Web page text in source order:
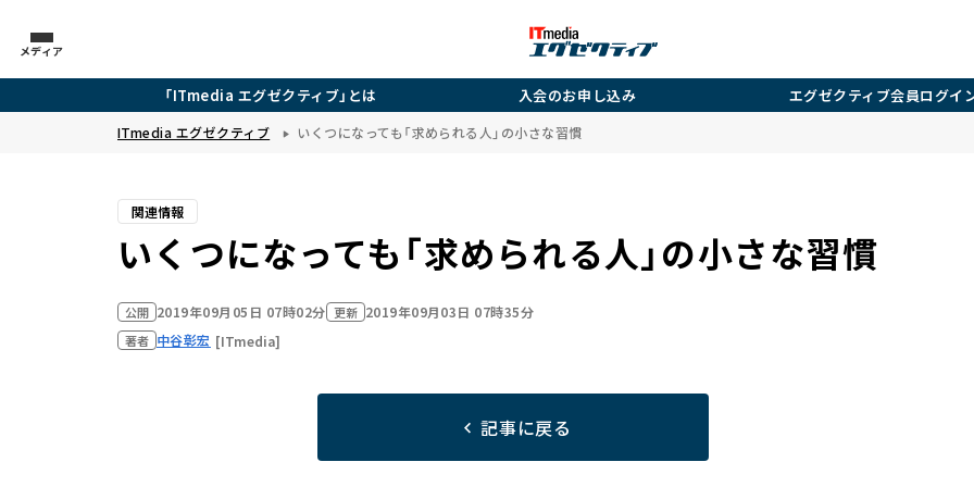
メディア
「ITmedia エグゼクティブ」とは 入会のお申し込み エグゼクティブ会員ログイ
ITmedia エグゼクティブ いくつになっても「求められる人」の小さな習慣
関連情報
いくつになっても「求められる人」の小さな習慣
公開 2019年09月05日 07時02分 更新 2019年09月03日 07時35分
著者 中谷彰宏 [ITmedia]
記事に戻る